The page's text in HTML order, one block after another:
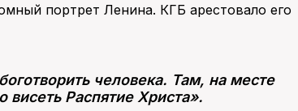
портрет Ленина. КГБ арестовало его
человека. Там, на месте
Распятие Христа».